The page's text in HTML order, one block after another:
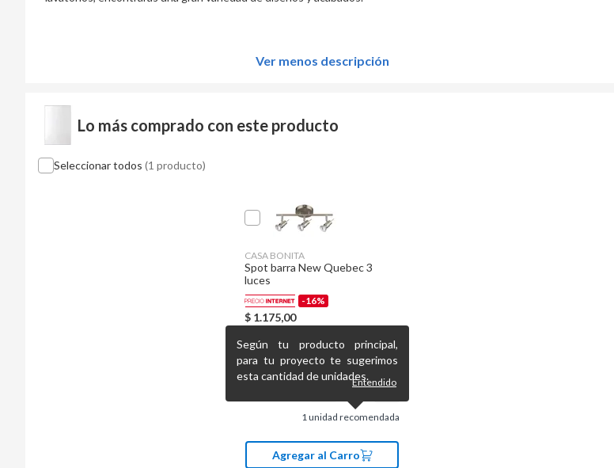
Ver menos descripción
Lo más comprado con este producto
Seleccionar todos (1 producto)
CASA BONITA
Spot barra New Quebec 3
luces
-16%
$ 1.175,00
1unidad recomendada
Según tu producto principal,
para tu proyecto te sugerimos
esta cantidad de unidades.Entendido
Agregar al Carro